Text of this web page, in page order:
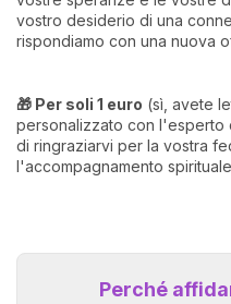
vostro desiderio di una
rispondiamo con una nuova
🎁 Per soli 1 euro (sì, avete
personalizzato con l'esperto
di ringraziarvi per la vostra
l'accompagnamento
Perché